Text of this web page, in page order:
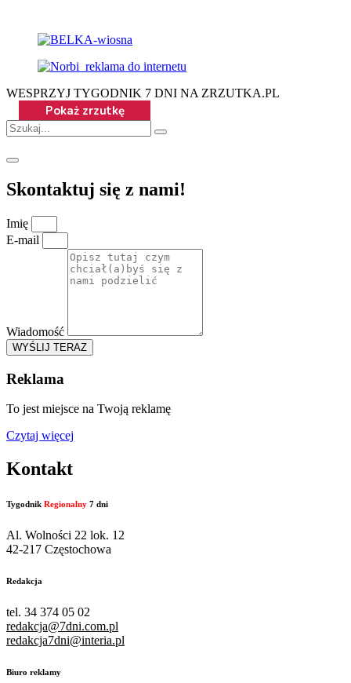
WESPRZYJ TYGODNIK 7 DNI NA ZRZUTKA.PL
Skontaktuj się z nami!
Imię
E-mail
Wiadomość
WYŚLIJ TERAZ
Reklama
To jest miejsce na Twoją reklamę
Czytaj więcej
Kontakt
Tygodnik Regionalny 7 dni
Al. Wolności 22 lok. 12
42-217 Częstochowa
Redakcja
tel. 34 374 05 02
redakcja@7dni.com.pl
redakcja7dni@interia.pl
Biuro reklamy